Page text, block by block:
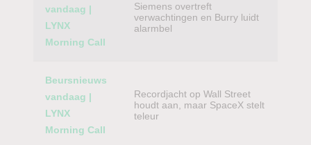
vandaag |
LYNX
Morning Call
Siemens overtreft
verwachtingen en Burry luidt
alarmbel
Beursnieuws
vandaag |
LYNX
Morning Call
Recordjacht op Wall Street
houdt aan, maar SpaceX stelt
teleur